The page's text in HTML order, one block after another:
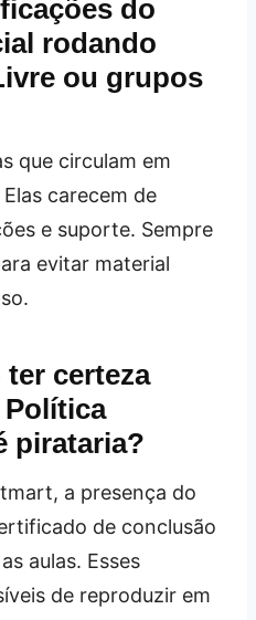
do
rodando
ou grupos
que circulam em
carecem de
e suporte. Sempre
evitar material
certeza
pirataria?
a presença do
de conclusão
aulas. Esses
de reproduzir em